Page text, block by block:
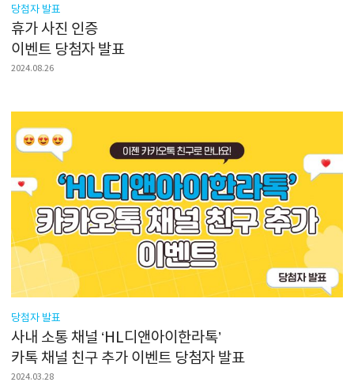
당첨자 발표
휴가 사진 인증
이벤트 당첨자 발표
2024.08.26
당첨자 발표
사내 소통 채널 ‘HL디앤아이한라톡’
카톡 채널 친구 추가 이벤트 당첨자 발표
2024.03.28